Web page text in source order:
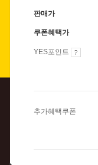
판매가
쿠폰혜택가
YES포인트
추가혜택쿠폰